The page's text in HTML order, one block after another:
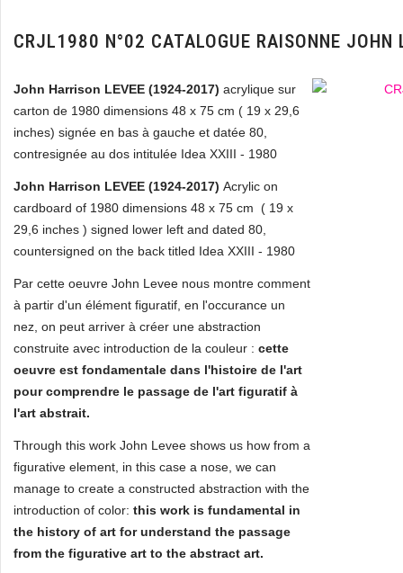
CRJL1980 N°02 CATALOGUE RAISONNE JOHN
John Harrison LEVEE (1924-2017) acrylique sur
carton de 1980 dimensions 48 x 75 cm ( 19 x 29,6
inches) signée en bas à gauche et datée 80,
contresignée au dos intitulée Idea XXIII - 1980
John Harrison LEVEE (1924-2017) Acrylic on
cardboard of 1980 dimensions 48 x 75 cm ( 19 x
29,6 inches ) signed lower left and dated 80,
countersigned on the back titled Idea XXIII - 1980
Par cette oeuvre John Levee nous montre comment
à partir d'un élément figuratif, en l'occurance un
nez, on peut arriver à créer une abstraction
construite avec introduction de la couleur : cette
oeuvre est fondamentale dans l'histoire de l'art
pour comprendre le passage de l'art figuratif à
l'art abstrait.
Through this work John Levee shows us how from a
figurative element, in this case a nose, we can
manage to create a constructed abstraction with the
introduction of color: this work is fundamental in
the history of art for understand the passage
from the figurative art to the abstract art.